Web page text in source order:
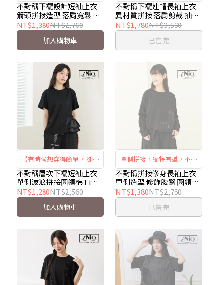
性的那一天】 ｜箭頭拼接 ×
不對稱剪裁 × 自然有型｜
iNio CHW1003
不對稱下襬設計短袖上衣
箭頭拼接造型 落肩寬鬆 圓
領棉T iNio衣著美學
CHW1003
NT$1,380NT$2,760
加入購物車
子】不對稱下襬連帽上衣 ｜
異材質拼接 × 不對稱剪裁
× 抽繩連帽｜iNio CEW1871
不對稱下襬連帽長袖上衣
異材質拼接 落肩剪裁 抽繩
連帽 棉質上衣 iNio衣著美
學 CEW1871
NT$1,780NT$3,560
已售完
【有時候想穿得簡單， 卻還
是想多一點設計感】 ｜不對
稱層次 × 波浪下襬 × 輕鬆
修飾｜iNio CHW1055
不對稱層次下襬短袖上衣
單側波浪拼接圓領棉T iNio
衣著美學 CHW1055
NT$1,280NT$2,560
加入購物車
單側拼接，獨特有型，不對
稱下襬修飾腹臀線條，微挺
版型＋收縮袖口，增添甜典
雅氣質。
不對稱拼接修身長袖上衣
單側造型 修飾腹臀 圓領長
袖棉T iNio衣著美學
CEW1847
NT$1,380NT$2,760
已售完